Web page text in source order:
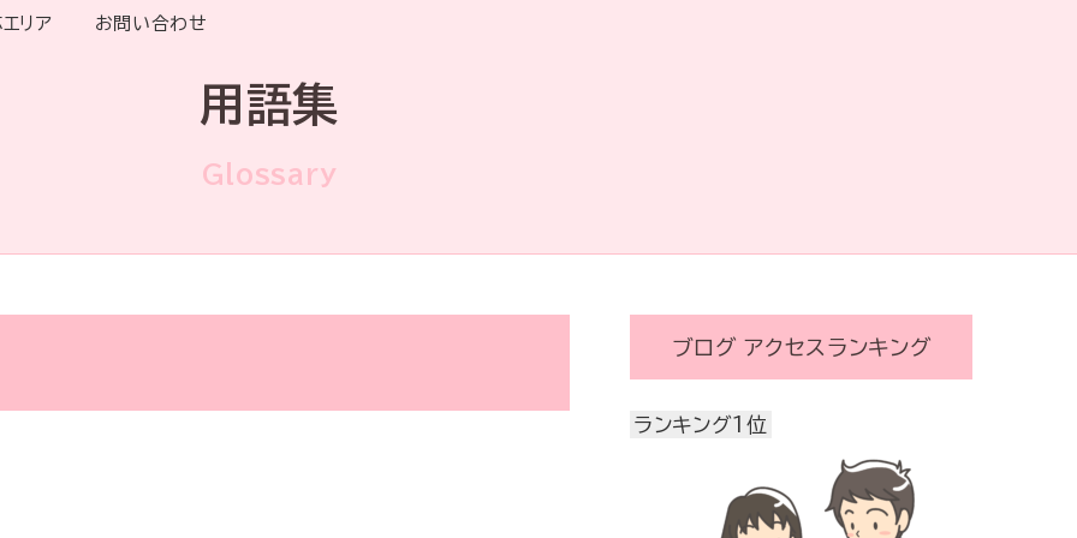
リア お問い合わせ
用語集
Glossary
ブログ アクセスランキング
ランキング1位